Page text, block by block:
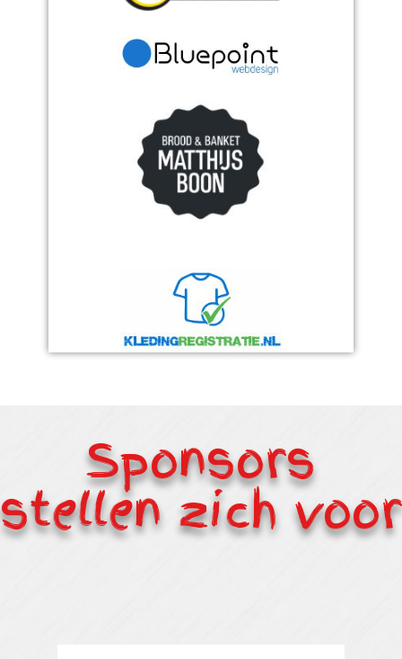
Sponsors
stellen zich voor